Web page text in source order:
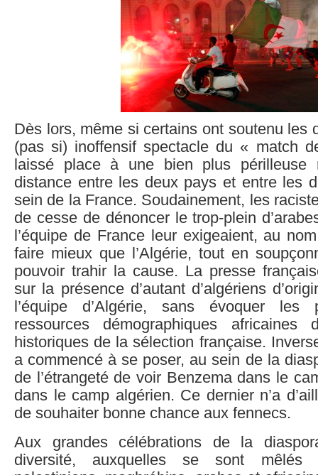
Dès lors, même si certains ont soutenu les
(pas si) inoffensif spectacle du « match
laissé place à une bien plus périlleuse
distance entre les deux pays et entre les
sein de la France. Soudainement, les
de cesse de dénoncer le trop-plein
l’équipe de France leur exigeaient, au
faire mieux que l’Algérie, tout en
pouvoir trahir la cause. La presse
sur la présence d’autant d’algériens
l’équipe d’Algérie, sans évoquer
ressources démographiques
historiques de la sélection française.
a commencé à se poser, au sein de la
de l’étrangeté de voir Benzema dans le
dans le camp algérien. Ce dernier n’a
de souhaiter bonne chance aux fennecs.
Aux grandes célébrations de la
diversité, auxquelles se sont